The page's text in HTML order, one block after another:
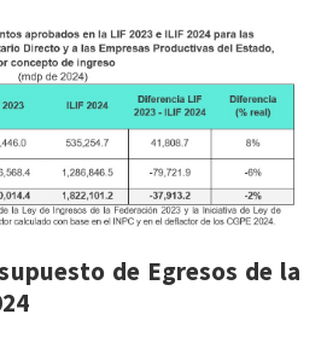
de Egresos de la